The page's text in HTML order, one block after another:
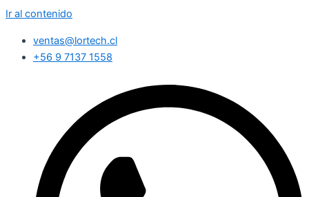
Ir al contenido
ventas@lortech.cl
+56 9 7137 1558